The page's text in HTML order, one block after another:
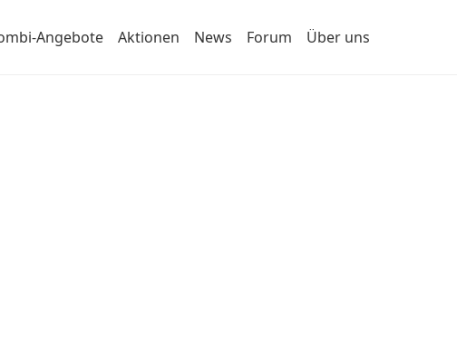
Angebote Aktionen News Forum Über uns